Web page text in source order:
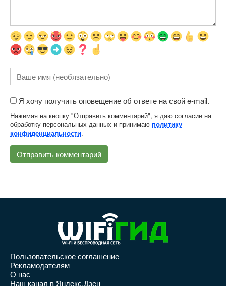
Я хочу получить оповещение об ответе на свой e-mail.
Нажимая на кнопку "Отправить комментарий", я даю согласие на
обработку персональных данных и принимаю политику
конфиденциальности.
Пользовательское соглашение
Рекламодателям
О нас
Наш канал в Яндекс.Дзен